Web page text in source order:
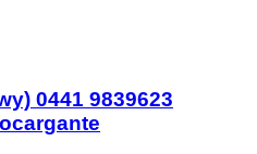
0441 9839623